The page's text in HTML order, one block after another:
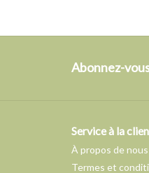
Abonnez-
Service à la
À propos de nous
Termes et